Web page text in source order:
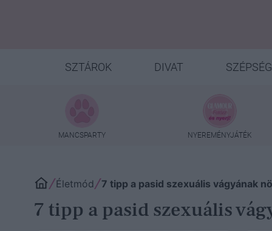
SZTÁROK DIVAT SZÉPSÉG
MANCSPARTY NYEREMÉNYJÁTÉK
Életmód 7 tipp a pasid szexuális vágyának
7 tipp a pasid szexuális